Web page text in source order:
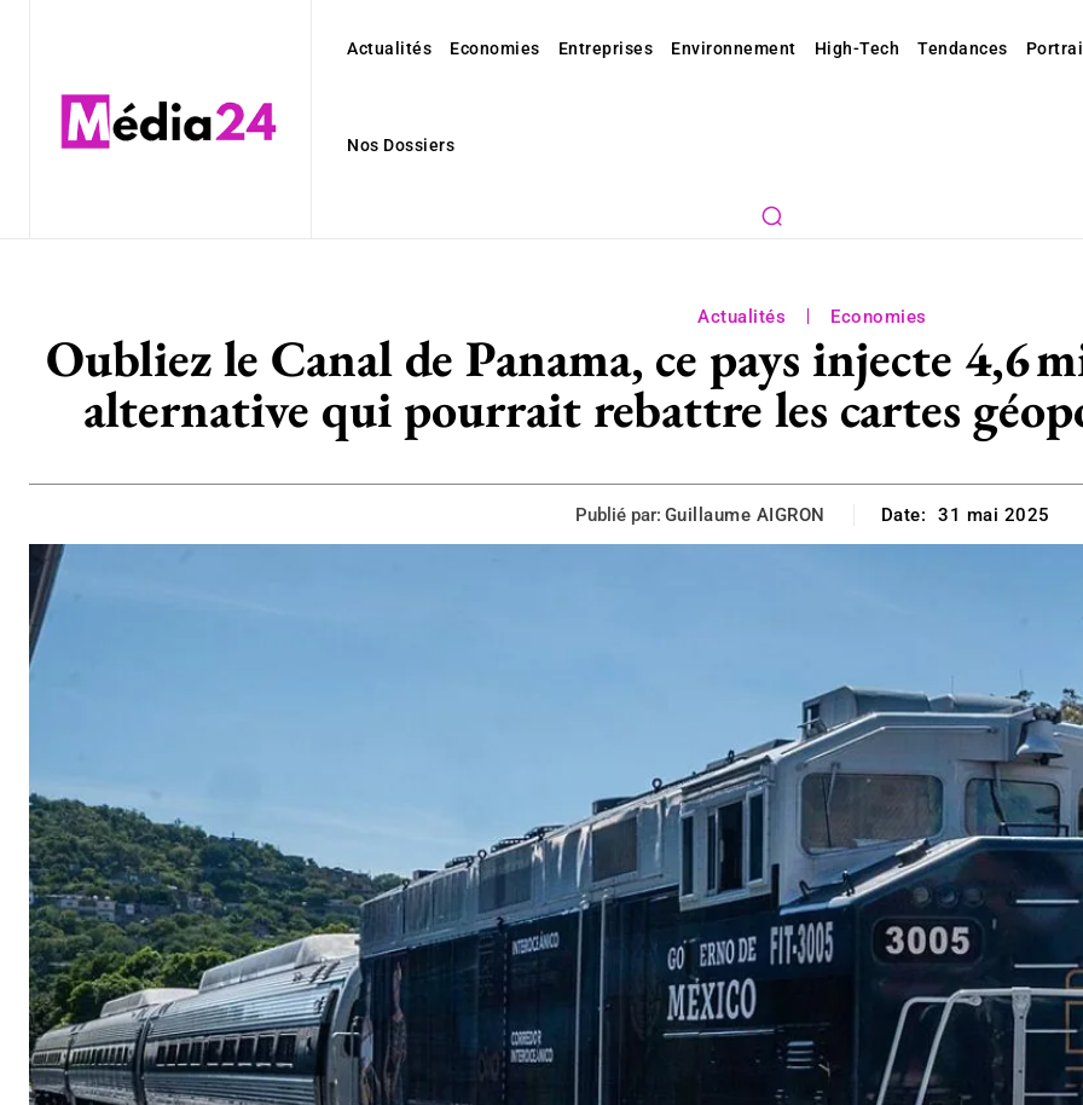
Actualités Economies Entreprises Environnement High-Tech Tendances
Nos Dossiers
Actualités Economies
Oubliez le Canal de Panama, ce pays injecte 4,6
alternative qui pourrait rebattre les cartes
Publié par: Guillaume AIGRON Date: 31 mai 2025